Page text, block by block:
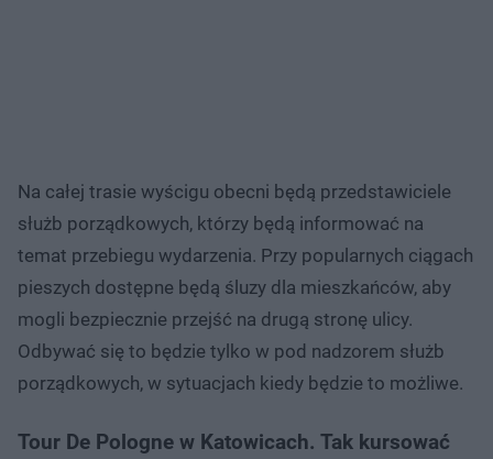
Na całej trasie wyścigu obecni będą przedstawiciele
służb porządkowych, którzy będą informować na
temat przebiegu wydarzenia. Przy popularnych ciągach
pieszych dostępne będą śluzy dla mieszkańców, aby
mogli bezpiecznie przejść na drugą stronę ulicy.
Odbywać się to będzie tylko w pod nadzorem służb
porządkowych, w sytuacjach kiedy będzie to możliwe.
Tour De Pologne w Katowicach. Tak kursować